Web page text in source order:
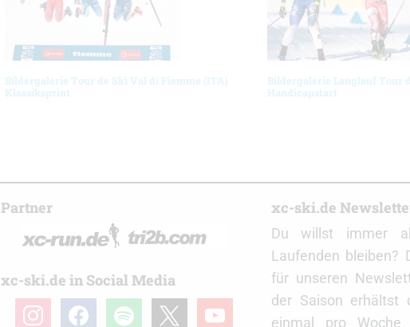
Bildergalerie Tour de Ski Val di Fiemme (ITA)
Klassiksprint
Bildergalerie Langlauf Tour
Handicapstart
Partner
xc-ski.de in Social Media
instagramfacebookspotify youtube
xc-ski.de
Du willst immer
Laufenden bleiben?
für unseren
der Saison erhältst
einmal pro Woche